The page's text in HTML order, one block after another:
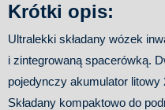
Krótki opis:
Ultralekki składany wózek
i zintegrowaną spacerówką.
pojedynczy akumulator litowy
Składany kompaktowo do